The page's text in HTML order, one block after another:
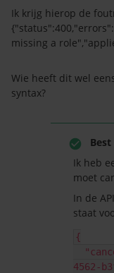
Ik krijg hierop de
missing a
Wie heeft dit wel
syntax?
Ik heb
moet
In de
staat
{
4562-